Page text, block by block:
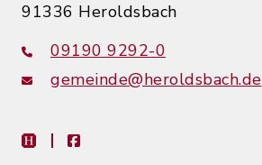
91336 Heroldsbach
09190 9292-0
gemeinde@heroldsbach.de
heimat-infofacebook